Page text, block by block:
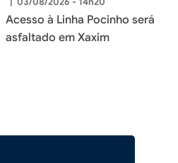
Acesso à Linha Pocinho será
asfaltado em Xaxim